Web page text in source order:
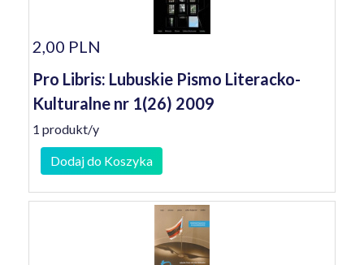
2,00 PLN
Pro Libris: Lubuskie Pismo Literacko-
Kulturalne nr 1(26) 2009
1 produkt/y
Dodaj do Koszyka